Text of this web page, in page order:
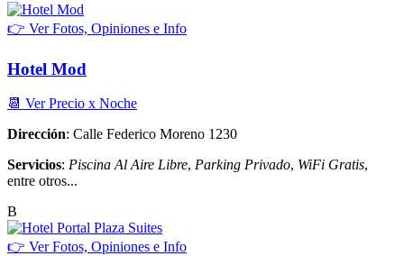
👉 Ver Fotos, Opiniones e Info
Hotel Mod
📆 Ver Precio x Noche
Dirección: Calle Federico Moreno 1230
Servicios: Piscina Al Aire Libre, Parking Privado, WiFi Gratis,
entre otros...
B
👉 Ver Fotos, Opiniones e Info